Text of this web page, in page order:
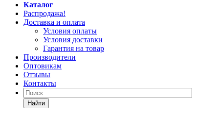
Каталог
Распродажа!
Доставка и оплата
Условия оплаты
Условия доставки
Гарантия на товар
Производители
Оптовикам
Отзывы
Контакты
Найти